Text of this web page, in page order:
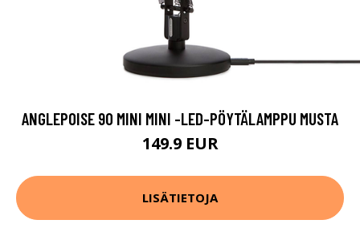
ANGLEPOISE 90 MINI MINI -LED-PÖYTÄLAMPPU MUSTA
149.9 EUR
LISÄTIETOJA